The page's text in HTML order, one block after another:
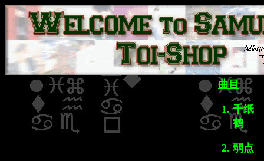
曲目
千纸
鹤
弱点